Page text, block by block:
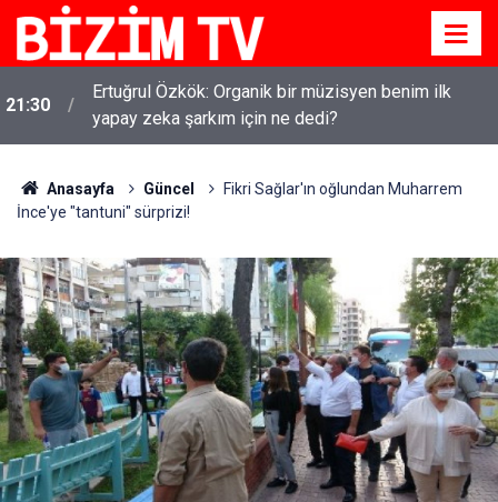
21:30
Ertuğrul Özkök: Organik bir müzisyen benim ilk
yapay zeka şarkım için ne dedi?
Anasayfa Güncel
Fikri Sağlar'ın oğlundan Muharrem
İnce'ye "tantuni" sürprizi!